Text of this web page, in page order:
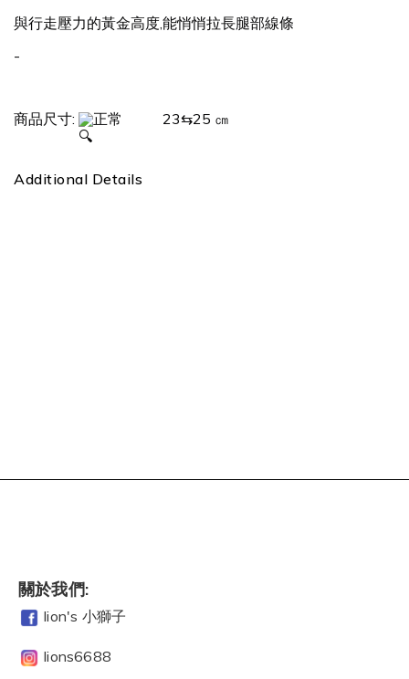
與行走壓力的黃金高度,能悄悄拉長腿部線條
-
商品尺寸: 正常           23⇆25 ㎝
Additional Details
關於我們:
lion's 小獅子
lions6688